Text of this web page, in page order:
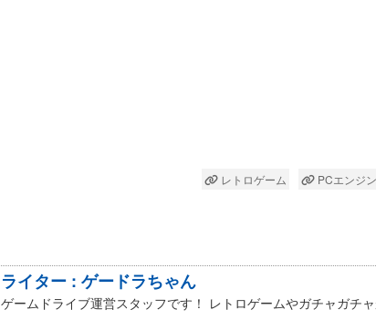
レトロゲーム PCエンジン
ライター : ゲードラちゃん
ゲームドライブ運営スタッフです！ レトロゲームやガチャガチャ